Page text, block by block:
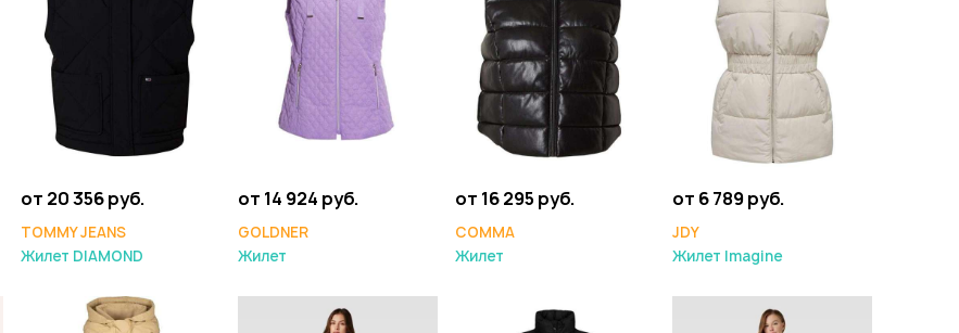
от 20 356 руб.
TOMMY JEANS
Жилет DIAMOND
от 14 924 руб.
GOLDNER
Жилет
от 16 295 руб.
COMMA
Жилет
от 6 789 руб.
JDY
Жилет Imagine